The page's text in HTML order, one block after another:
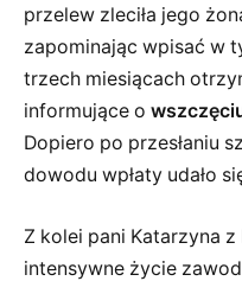
przelew zleciła jego
zapominając wpisać w
trzech miesiącach
informujące o
Dopiero po przesłaniu
dowodu wpłaty udało
Z kolei pani Katarzyna
intensywne życie